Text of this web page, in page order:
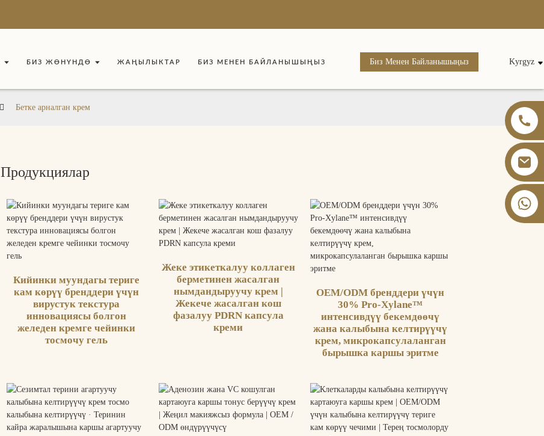
БИЗ ЖӨНҮНДӨ ЖАҢЫЛЫКТАР БИЗ МЕНЕН БАЙЛАНЫШЫҢЫЗ Биз Менен Байланышыңыз Kyrgyz
Бетке арналган крем
Продукциялар
Кийинки муундагы териге
кам көрүү бренддери үчүн
вирустук текстура
инновациясы болгон
желеден кремге чейинки
тосмочу гель
Жеке этикеткалуу коллаген
берметинен жасалган
нымдандыруучу крем |
Жекече жасалган кош
фазалуу PDRN капсула
креми
OEM/ODM бренддери үчүн
30% Pro-Xylane™
интенсивдүү бекемдөөчү
жана калыбына келтирүүчү
крем, микрокапсулаланган
бырышка каршы эритме